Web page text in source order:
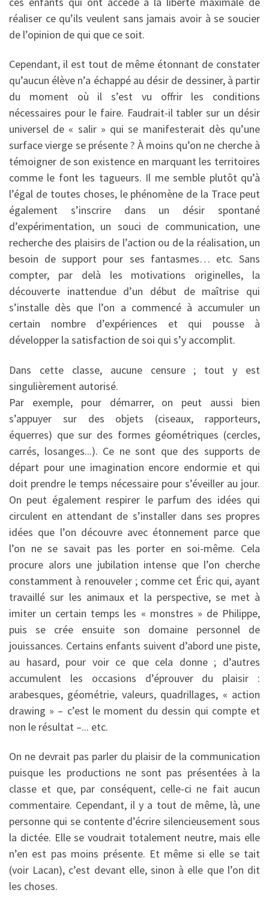
réaliser ce qu’ils veulent sans jamais avoir à se soucier
de l’opinion de qui que ce soit.
Cependant, il est tout de même étonnant de constater
qu’aucun élève n’a échappé au désir de dessiner, à partir
du moment où il s’est vu offrir les conditions
nécessaires pour le faire. Faudrait-il tabler sur un désir
universel de « salir » qui se manifesterait dès qu’une
surface vierge se présente ? À moins qu’on ne cherche à
témoigner de son existence en marquant les territoires
comme le font les tagueurs. Il me semble plutôt qu’à
l’égal de toutes choses, le phénomène de la Trace peut
également s’inscrire dans un désir spontané
d’expérimentation, un souci de communication, une
recherche des plaisirs de l’action ou de la réalisation, un
besoin de support pour ses fantasmes… etc. Sans
compter, par delà les motivations originelles, la
découverte inattendue d’un début de maîtrise qui
s’installe dès que l’on a commencé à accumuler un
certain nombre d’expériences et qui pousse à
développer la satisfaction de soi qui s’y accomplit.
Dans cette classe, aucune censure ; tout y est
singulièrement autorisé.
Par exemple, pour démarrer, on peut aussi bien
s’appuyer sur des objets (ciseaux, rapporteurs,
équerres) que sur des formes géométriques (cercles,
carrés, losanges...). Ce ne sont que des supports de
départ pour une imagination encore endormie et qui
doit prendre le temps nécessaire pour s’éveiller au jour.
On peut également respirer le parfum des idées qui
circulent en attendant de s’installer dans ses propres
idées que l’on découvre avec étonnement parce que
l’on ne se savait pas les porter en soi-même. Cela
procure alors une jubilation intense que l’on cherche
constamment à renouveler ; comme cet Éric qui, ayant
travaillé sur les animaux et la perspective, se met à
imiter un certain temps les « monstres » de Philippe,
puis se crée ensuite son domaine personnel de
jouissances. Certains enfants suivent d’abord une piste,
au hasard, pour voir ce que cela donne ; d’autres
accumulent les occasions d’éprouver du plaisir :
arabesques, géométrie, valeurs, quadrillages, « action
drawing » – c’est le moment du dessin qui compte et
non le résultat –... etc.
On ne devrait pas parler du plaisir de la communication
puisque les productions ne sont pas présentées à la
classe et que, par conséquent, celle-ci ne fait aucun
commentaire. Cependant, il y a tout de même, là, une
personne qui se contente d’écrire silencieusement sous
la dictée. Elle se voudrait totalement neutre, mais elle
n’en est pas moins présente. Et même si elle se tait
(voir Lacan), c’est devant elle, sinon à elle que l’on dit
les choses.